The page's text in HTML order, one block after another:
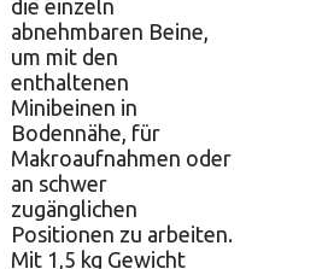
die einzeln
abnehmbaren Beine,
um mit den
enthaltenen
Minibeinen in
Bodennähe, für
Makroaufnahmen oder
an schwer
zugänglichen
Positionen zu arbeiten.
Mit 1,5 kg Gewicht